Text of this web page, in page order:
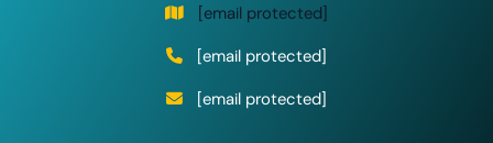
[email protected]
[email protected]
[email protected]